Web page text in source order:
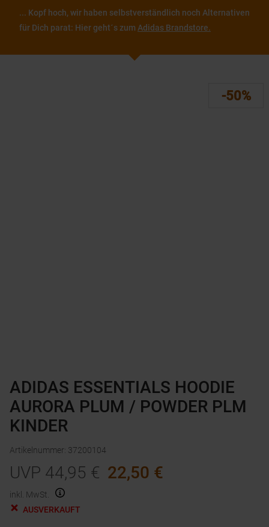
... Kopf hoch, wir haben selbstverständlich noch Alternativen
für Dich parat: Hier geht´s zum Adidas Brandstore.
-50%
ADIDAS ESSENTIALS HOODIE
AURORA PLUM / POWDER PLM
KINDER
Artikelnummer: 37200104
UVP 44,95 € 22,50 €
inkl. MwSt.
AUSVERKAUFT